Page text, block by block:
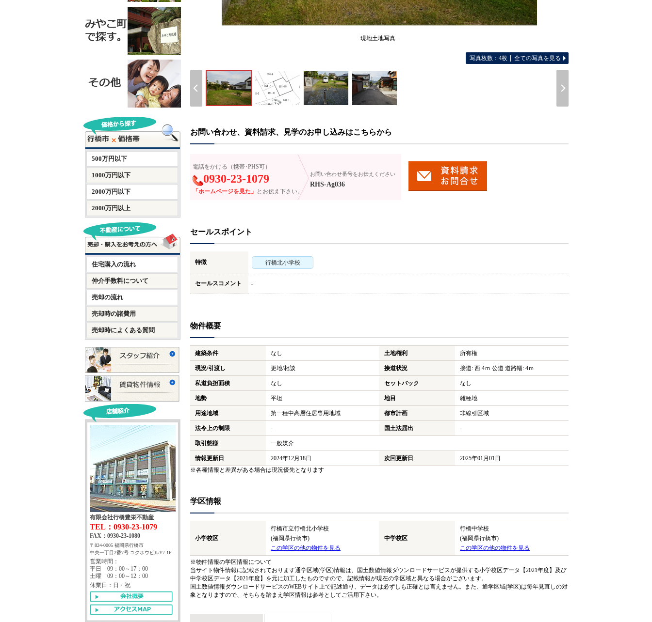
現地土地写真 -
写真枚数：4枚 全ての写真を見る
お問い合わせ、資料請求、見学のお申し込みはこちらから
電話をかける（携帯･PHS可）
0930-23-1079
「ホームページを見た」 とお伝え下さい。
お問い合わせ番号をお伝えください
RHS-Ag036
セールスポイント
特徴 行橋北小学校
セールスコメント -
物件概要
建築条件 なし 土地権利 所有権
現況/引渡し 更地/相談 接道状況 接道: 西 4ｍ 公道 道路幅: 4ｍ
私道負担面積 なし セットバック なし
地勢 平坦 地目 雑種地
用途地域 第一種中高層住居専用地域 都市計画 非線引区域
法令上の制限 - 国土法届出 -
取引態様 一般媒介
情報更新日 2024年12月18日 次回更新日
2025年01月01日
※各種情報と差異がある場合は現況優先となります
学区情報
小学校区
行橋市立行橋北小学校
(福岡県行橋市)
この学区の他の物件を見る
中学校区
行橋中学校
(福岡県行橋市)
この学区の他の物件を見る
※物件情報の学区情報について
当サイト物件情報に記載されております通学区域(学区)情報は、国土数値情報ダウンロードサービスが提供する小学校区データ【2021年度】及び
中学校区データ【2021年度】を元に加工したものですので、記載情報が現在の学区域と異なる場合がございます。
国土数値情報ダウンロードサービスのWEBサイト上で記述通り、データは必ずしも正確とは言えません。また、通学区域(学区)は毎年見直しの対
象となりますので、そちらを踏まえ学区情報は参考としてご活用下さい。
500万円以下
1000万円以下
2000万円以下
2000万円以上
住宅購入の流れ
仲介手数料について
売却の流れ
売却時の諸費用
売却時によくある質問
有限会社行橋豊栄不動産
TEL：0930-23-1079
FAX：0930-23-1080
〒824-0005 福岡県行橋市
中央一丁目2番7号 ユクホウビルY7-1F
営業時間：
平日 09：00～17：00
土曜 09：00～12：00
休業日：日・祝